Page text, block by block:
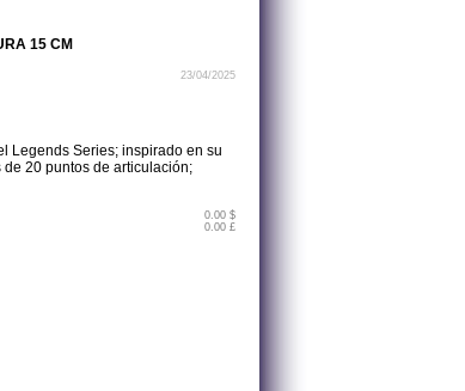
15 CM
23/04/2025
Legends Series; inspirado en su
20 puntos de articulación;
0.00 $
0.00 £